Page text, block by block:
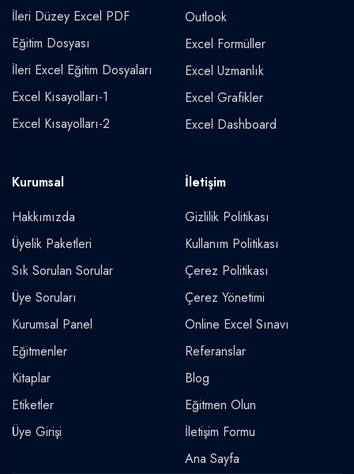
İleri Düzey Excel PDF
Eğitim Dosyası
İleri Excel Eğitim Dosyaları
Excel Kısayolları-1
Excel Kısayolları-2
Outlook
Excel Formüller
Excel Uzmanlık
Excel Grafikler
Excel Dashboard
Kurumsal
Hakkımızda
Üyelik Paketleri
Sık Sorulan Sorular
Üye Soruları
Kurumsal Panel
Eğitmenler
Kitaplar
Etiketler
Üye Girişi
İletişim
Gizlilik Politikası
Kullanım Politikası
Çerez Politikası
Çerez Yönetimi
Online Excel Sınavı
Referanslar
Blog
Eğitmen Olun
İletişim Formu
Ana Sayfa